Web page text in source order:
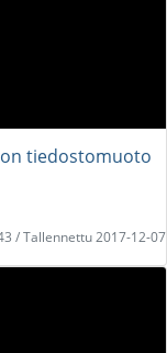
tiedostomuoto
/ Tallennettu 2017-12-07